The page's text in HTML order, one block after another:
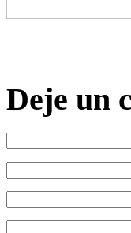
Deje un